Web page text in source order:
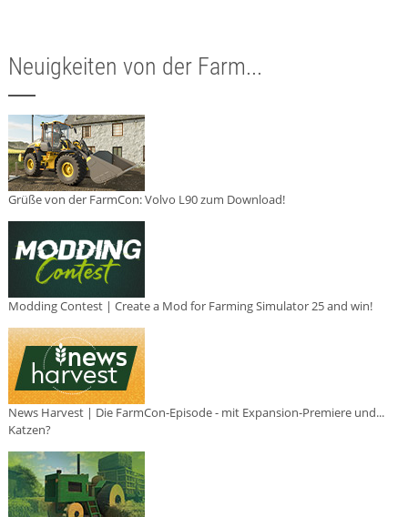
Neuigkeiten von der Farm...
Grüße von der FarmCon: Volvo L90 zum Download!
Modding Contest | Create a Mod for Farming Simulator 25 and win!
News Harvest | Die FarmCon-Episode - mit Expansion-Premiere und...
Katzen?